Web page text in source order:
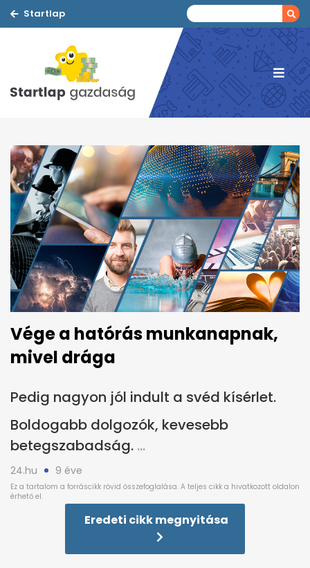
Startlap
Vége a hatórás munkanapnak,
mivel drága
Pedig nagyon jól indult a svéd kísérlet.
Boldogabb dolgozók, kevesebb
betegszabadság.
24.hu 9 éve
Eredeti cikk megnyitása